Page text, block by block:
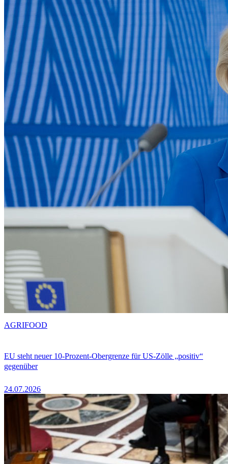
EU steht neuer 10-Prozent-Obergrenze für US-Zölle „positiv“
gegenüber
24.07.2026
AGRIFOOD